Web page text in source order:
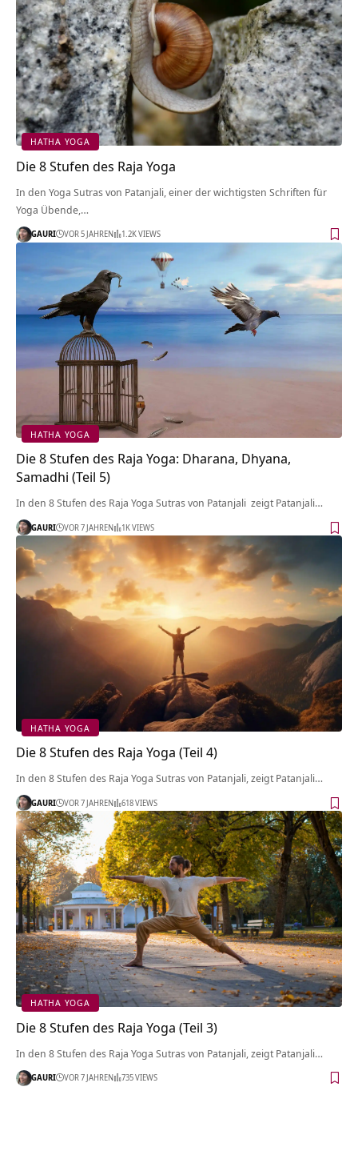
HATHA YOGA
Die 8 Stufen des Raja Yoga
In den Yoga Sutras von Patanjali, einer der wichtigsten Schriften für
Yoga Übende,…
GAURI VOR 5 JAHREN 1.2K VIEWS
HATHA YOGA
Die 8 Stufen des Raja Yoga: Dharana, Dhyana,
Samadhi (Teil 5)
In den 8 Stufen des Raja Yoga Sutras von Patanjali zeigt Patanjali…
GAURI VOR 7 JAHREN 1K VIEWS
HATHA YOGA
Die 8 Stufen des Raja Yoga (Teil 4)
In den 8 Stufen des Raja Yoga Sutras von Patanjali, zeigt Patanjali…
GAURI VOR 7 JAHREN 618 VIEWS
HATHA YOGA
Die 8 Stufen des Raja Yoga (Teil 3)
In den 8 Stufen des Raja Yoga Sutras von Patanjali, zeigt Patanjali…
GAURI VOR 7 JAHREN 735 VIEWS